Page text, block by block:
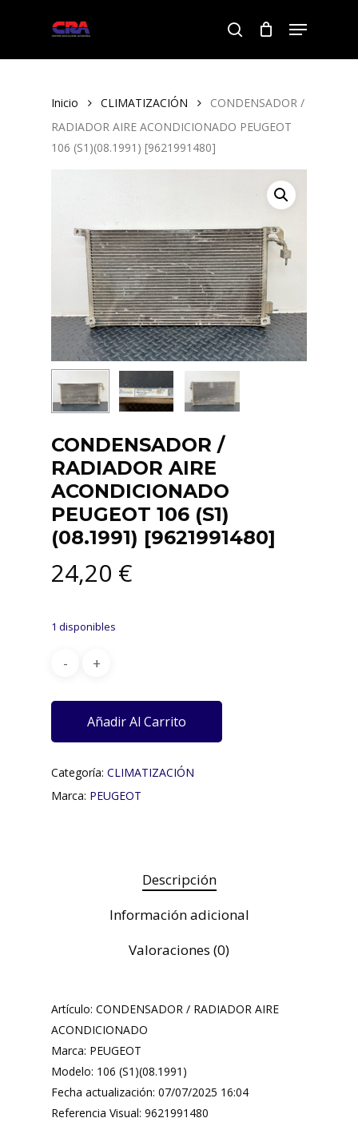
search
Menu
Inicio CLIMATIZACIÓN
CONDENSADOR /
RADIADOR AIRE ACONDICIONADO PEUGEOT
106 (S1)(08.1991) [9621991480]
CONDENSADOR /
RADIADOR AIRE
ACONDICIONADO
PEUGEOT 106 (S1)
(08.1991) [9621991480]
24,20 €
1 disponibles
Añadir Al Carrito
Categoría: CLIMATIZACIÓN
Marca: PEUGEOT
Descripción
Información adicional
Valoraciones (0)
Artículo: CONDENSADOR / RADIADOR AIRE
ACONDICIONADO
Marca: PEUGEOT
Modelo: 106 (S1)(08.1991)
Fecha actualización: 07/07/2025 16:04
Referencia Visual: 9621991480